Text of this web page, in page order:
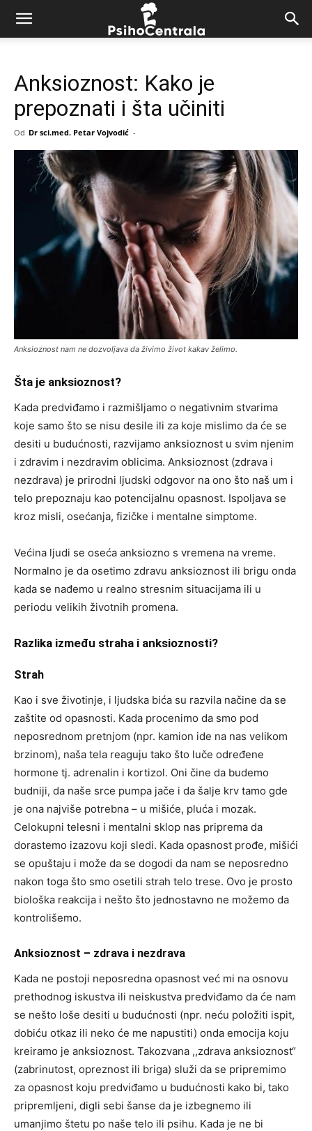
Anksioznost: Kako je
prepoznati i šta učiniti
Od Dr sci.med. Petar Vojvodić -
Anksioznost nam ne dozvoljava da živimo život kakav želimo.
Šta je anksioznost?
Kada predviđamo i razmišljamo o negativnim stvarima
koje samo što se nisu desile ili za koje mislimo da će se
desiti u budućnosti, razvijamo anksioznost u svim njenim
i zdravim i nezdravim oblicima. Anksioznost (zdrava i
nezdrava) je prirodni ljudski odgovor na ono što naš um i
telo prepoznaju kao potencijalnu opasnost. Ispoljava se
kroz misli, osećanja, fizičke i mentalne simptome.
Većina ljudi se oseća anksiozno s vremena na vreme.
Normalno je da osetimo zdravu anksioznost ili brigu onda
kada se nađemo u realno stresnim situacijama ili u
periodu velikih životnih promena.
Razlika između straha i anksioznosti?
Strah
Kao i sve životinje, i ljudska bića su razvila načine da se
zaštite od opasnosti. Kada procenimo da smo pod
neposrednom pretnjom (npr. kamion ide na nas velikom
brzinom), naša tela reaguju tako što luče određene
hormone tj. adrenalin i kortizol. Oni čine da budemo
budniji, da naše srce pumpa jače i da šalje krv tamo gde
je ona najviše potrebna – u mišiće, pluća i mozak.
Celokupni telesni i mentalni sklop nas priprema da
dorastemo izazovu koji sledi. Kada opasnost prođe, mišići
se opuštaju i može da se dogodi da nam se neposredno
nakon toga što smo osetili strah telo trese. Ovo je prosto
biološka reakcija i nešto što jednostavno ne možemo da
kontrolišemo.
Anksioznost – zdrava i nezdrava
Kada ne postoji neposredna opasnost već mi na osnovu
prethodnog iskustva ili neiskustva predviđamo da će nam
se nešto loše desiti u budućnosti (npr. neću položiti ispit,
dobiću otkaz ili neko će me napustiti) onda emocija koju
kreiramo je anksioznost. Takozvana ,,zdrava anksioznost“
(zabrinutost, opreznost ili briga) služi da se pripremimo
za opasnost koju predviđamo u budućnosti kako bi, tako
pripremljeni, digli sebi šanse da je izbegnemo ili
umanjimo štetu po naše telo ili psihu. Kada je ne bi